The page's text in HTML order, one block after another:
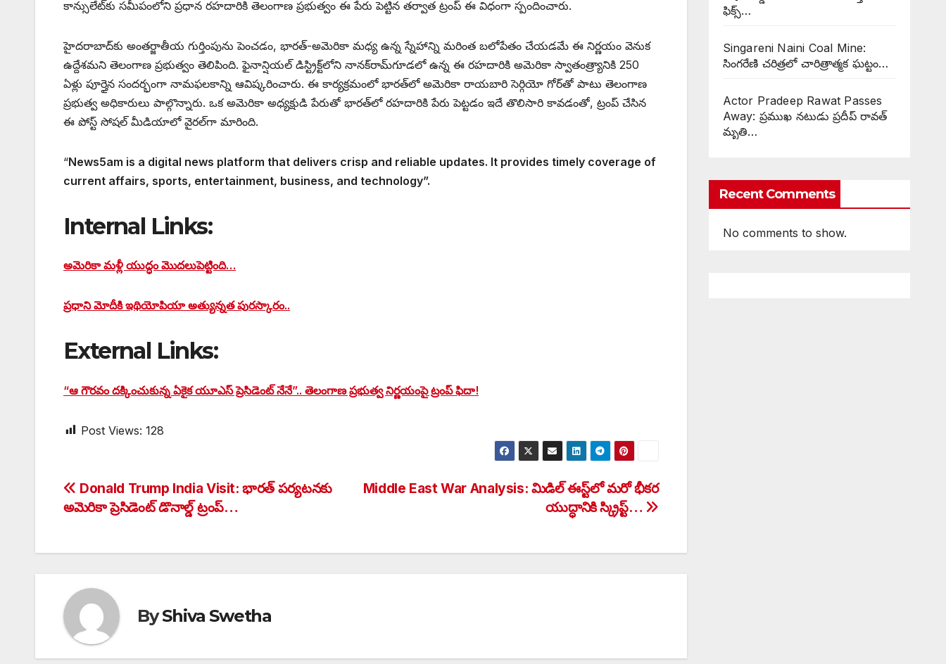
కాన్సులేట్‌కు సమీపంలోని ప్రధాన రహదారికి తెలంగాణ ప్రభుత్వం ఈ పేరు పెట్టిన తర్వాత ట్రంప్ ఈ విధంగా స్పందించారు.
హైదరాబాద్‌కు అంతర్జాతీయ గుర్తింపును పెంచడం, భారత్-అమెరికా మధ్య ఉన్న స్నేహాన్ని మరింత బలోపేతం చేయడమే ఈ నిర్ణయం వెనుక
ఉద్దేశమని తెలంగాణ ప్రభుత్వం తెలిపింది. ఫైనాన్షియల్ డిస్ట్రిక్ట్‌లోని నానక్‌రామ్‌గూడలో ఉన్న ఈ రహదారికి అమెరికా స్వాతంత్ర్యానికి 250
ఏళ్లు పూర్తైన సందర్భంగా నామఫలకాన్ని ఆవిష్కరించారు. ఈ కార్యక్రమంలో భారత్‌లో అమెరికా రాయబారి సెర్గియో గోర్‌తో పాటు తెలంగాణ
ప్రభుత్వ అధికారులు పాల్గొన్నారు. ఒక అమెరికా అధ్యక్షుడి పేరుతో భారత్‌లో రహదారికి పేరు పెట్టడం ఇదే తొలిసారి కావడంతో, ట్రంప్ చేసిన
ఈ పోస్ట్ సోషల్ మీడియాలో వైరల్‌గా మారింది.
“News5am is a digital news platform that delivers crisp and reliable updates. It provides timely coverage of
current affairs, sports, entertainment, business, and technology”.
Internal Links:
అమెరికా మళ్లీ యుద్ధం మొదలుపెట్టింది…
ప్రధాని మోదీకి ఇథియోపియా అత్యున్నత పురస్కారం..
External Links:
“ఆ గౌరవం దక్కించుకున్న ఏకైక యూఎస్ ప్రెసిడెంట్ నేనే”.. తెలంగాణ ప్రభుత్వ నిర్ణయంపై ట్రంప్ ఫిదా!
Post Views: 128
Post
navigation
Middle East War Analysis: మిడిల్ ఈస్ట్‌లో మరో భీకర
యుద్ధానికి స్క్రిప్ట్…
Donald Trump India Visit: భారత్‌ పర్యటనకు
అమెరికా ప్రెసిడెంట్ డొనాల్డ్ ట్రంప్…
ByShiva Swetha
ఫిక్స్‌…
Singareni Naini Coal Mine:
సింగరేణి చరిత్రలో చారిత్రాత్మక ఘట్టం…
Actor Pradeep Rawat Passes
Away: ప్రముఖ నటుడు ప్రదీప్ రావత్
మృతి…
Recent Comments
No comments to show.